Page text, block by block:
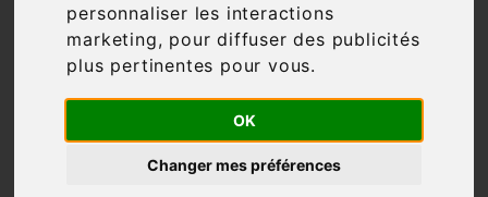
personnaliser les interactions
marketing, pour diffuser des publicités
plus pertinentes pour vous.
OK
Changer mes préférences
Pertinence